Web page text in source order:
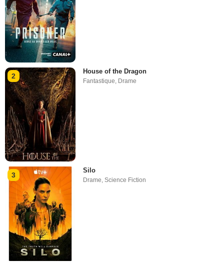
2
House of the Dragon
Fantastique, Drame
3
Silo
Drame,Science Fiction